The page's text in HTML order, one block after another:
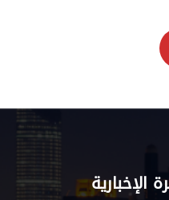
الإخبارية